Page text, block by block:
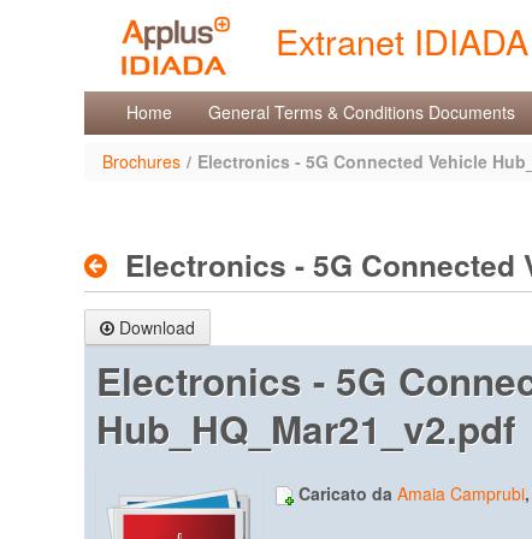
Extranet IDIADA
Brochures
Home General Terms & Conditions Documents
Brochures / Electronics - 5G Connected Vehicle
Electronics - 5G Connected
Download
Electronics - 5G
Hub_HQ_Mar21_v2.pdf
Caricato da Amaia Camprubi